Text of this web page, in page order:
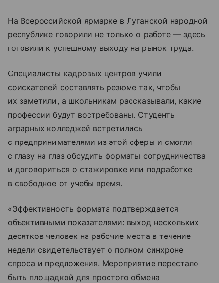
На Всероссийской ярмарке в Луганской народной
республике говорили не только о работе — здесь
готовили к успешному выходу на рынок труда.
Специалисты кадровых центров учили
соискателей составлять резюме так, чтобы
их заметили, а школьникам рассказывали, какие
профессии будут востребованы. Студенты
аграрных колледжей встретились
с предпринимателями из этой сферы и смогли
с глазу на глаз обсудить форматы сотрудничества
и договориться о стажировке или подработке
в свободное от учебы время.
«Эффективность формата подтверждается
объективными показателями: выход нескольких
десятков человек на рабочие места в течение
недели свидетельствует о полном синхроне
спроса и предложения. Мероприятие перестало
быть площадкой для простого обмена